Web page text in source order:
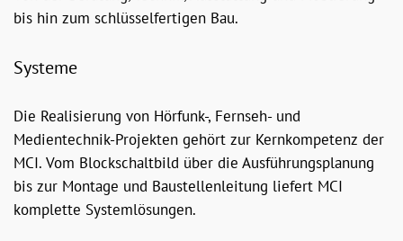
bis hin zum schlüsselfertigen Bau.
Systeme
Die Realisierung von Hörfunk-, Fernseh- und
Medientechnik-Projekten gehört zur Kernkompetenz der
MCI. Vom Blockschaltbild über die Ausführungsplanung
bis zur Montage und Baustellenleitung liefert MCI
komplette Systemlösungen.